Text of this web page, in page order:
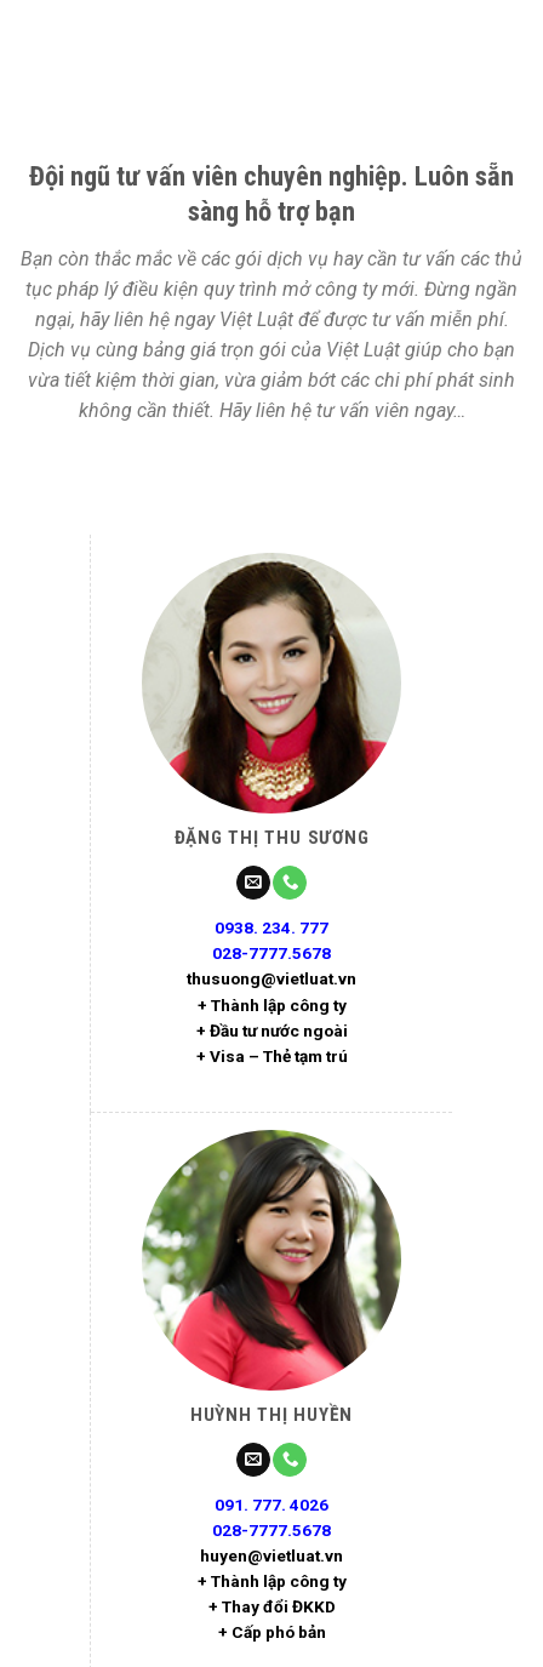
Đội ngũ tư vấn viên chuyên nghiệp. Luôn sẵn
sàng hỗ trợ bạn
Bạn còn thắc mắc về các gói dịch vụ hay cần tư vấn các thủ
tục pháp lý điều kiện quy trình mở công ty mới. Đừng ngần
ngại, hãy liên hệ ngay Việt Luật để được tư vấn miễn phí.
Dịch vụ cùng bảng giá trọn gói của Việt Luật giúp cho bạn
vừa tiết kiệm thời gian, vừa giảm bớt các chi phí phát sinh
không cần thiết. Hãy liên hệ tư vấn viên ngay…
ĐẶNG THỊ THU SƯƠNG
0938. 234. 777
028-7777.5678
thusuong@vietluat.vn
+ Thành lập công ty
+ Đầu tư nước ngoài
+ Visa – Thẻ tạm trú
HUỲNH THỊ HUYỀN
091. 777. 4026
028-7777.5678
huyen@vietluat.vn
+ Thành lập công ty
+ Thay đổi ĐKKD
+ Cấp phó bản